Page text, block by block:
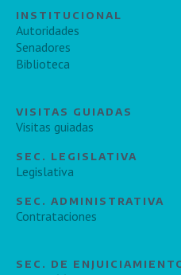
INSTITUCIONAL
Autoridades
Senadores
Biblioteca
VISITAS GUIADAS
Visitas guiadas
SEC. LEGISLATIVA
Legislativa
SEC. ADMINISTRATIVA
Contrataciones
SEC. DE